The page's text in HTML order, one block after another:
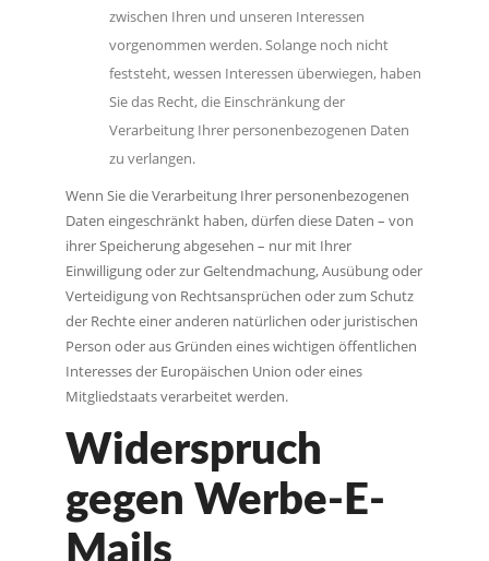
zwischen Ihren und unseren Interessen
vorgenommen werden. Solange noch nicht
feststeht, wessen Interessen überwiegen, haben
Sie das Recht, die Einschränkung der
Verarbeitung Ihrer personenbezogenen Daten
zu verlangen.
Wenn Sie die Verarbeitung Ihrer personenbezogenen
Daten eingeschränkt haben, dürfen diese Daten – von
ihrer Speicherung abgesehen – nur mit Ihrer
Einwilligung oder zur Geltendmachung, Ausübung oder
Verteidigung von Rechtsansprüchen oder zum Schutz
der Rechte einer anderen natürlichen oder juristischen
Person oder aus Gründen eines wichtigen öffentlichen
Interesses der Europäischen Union oder eines
Mitgliedstaats verarbeitet werden.
Widerspruch
gegen Werbe-E-
Mails